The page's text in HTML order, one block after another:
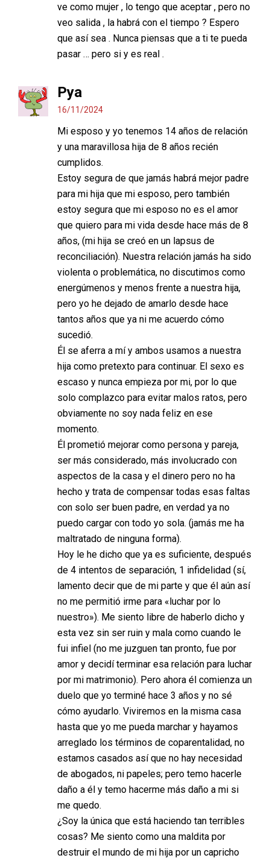
ve como mujer , lo tengo que aceptar , pero no
veo salida , la habrá con el tiempo ? Espero
que así sea . Nunca piensas que a ti te pueda
pasar … pero si y es real .
Pya
16/11/2024
Mi esposo y yo tenemos 14 años de relación
y una maravillosa hija de 8 años recién
cumplidos.
Estoy segura de que jamás habrá mejor padre
para mi hija que mi esposo, pero también
estoy segura que mi esposo no es el amor
que quiero para mi vida desde hace más de 8
años, (mi hija se creó en un lapsus de
reconciliación). Nuestra relación jamás ha sido
violenta o problemática, no discutimos como
energúmenos y menos frente a nuestra hija,
pero yo he dejado de amarlo desde hace
tantos años que ya ni me acuerdo cómo
sucedió.
Él se aferra a mí y ambos usamos a nuestra
hija como pretexto para continuar. El sexo es
escaso y nunca empieza por mi, por lo que
solo complazco para evitar malos ratos, pero
obviamente no soy nada feliz en ese
momento.
Él prometió mejorar como persona y pareja,
ser más considerado, más involucrado con
aspectos de la casa y el dinero pero no ha
hecho y trata de compensar todas esas faltas
con solo ser buen padre, en verdad ya no
puedo cargar con todo yo sola. (jamás me ha
maltratado de ninguna forma).
Hoy le he dicho que ya es suficiente, después
de 4 intentos de separación, 1 infidelidad (sí,
lamento decir que de mi parte y que él aún así
no me permitió irme para «luchar por lo
nuestro»). Me siento libre de haberlo dicho y
esta vez sin ser ruin y mala como cuando le
fui infiel (no me juzguen tan pronto, fue por
amor y decidí terminar esa relación para luchar
por mi matrimonio). Pero ahora él comienza un
duelo que yo terminé hace 3 años y no sé
cómo ayudarlo. Viviremos en la misma casa
hasta que yo me pueda marchar y hayamos
arreglado los términos de coparentalidad, no
estamos casados así que no hay necesidad
de abogados, ni papeles; pero temo hacerle
daño a él y temo hacerme más daño a mi si
me quedo.
¿Soy la única que está haciendo tan terribles
cosas? Me siento como una maldita por
destruir el mundo de mi hija por un capricho